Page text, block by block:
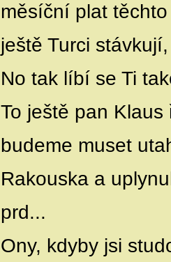
měsíční plat
ještě Turci
No tak líbí se Ti
To ještě pan
budeme muset
Rakouska a
prd...
Ony, kdyby jsi